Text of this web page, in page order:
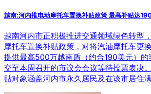
越南:河内推电动摩托车置换补贴政策 最高补贴达
越南河内市正积极推进交通领域绿色转型
摩托车置换补贴政策，对将汽油摩托车更
提供最高500万越南盾（约合190美元）的
交至本周召开的市议会会议等待投票表决
贴对象涵盖河内市永久居民及在该市居住